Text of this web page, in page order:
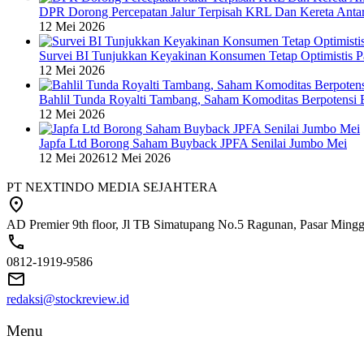
DPR Dorong Percepatan Jalur Terpisah KRL Dan Kereta
12 Mei 2026
Survei BI Tunjukkan Keyakinan Konsumen Tetap Optimistis
12 Mei 2026
Bahlil Tunda Royalti Tambang, Saham Komoditas Berpotensi
12 Mei 2026
Japfa Ltd Borong Saham Buyback JPFA Senilai Jumbo Mei
12 Mei 202612 Mei 2026
PT NEXTINDO MEDIA SEJAHTERA
AD Premier 9th floor, Jl TB Simatupang No.5 Ragunan, Pasar
0812-1919-9586
redaksi@stockreview.id
Menu